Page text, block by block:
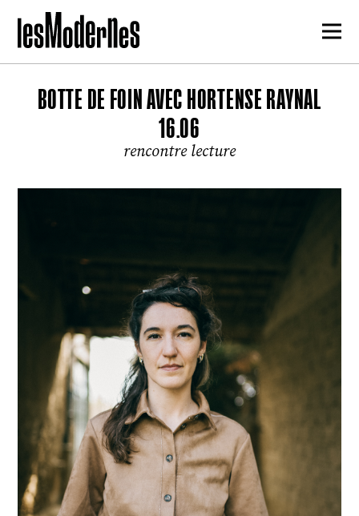
BOTTE DE FOIN AVEC HORTENSE RAYNAL
16.06
rencontre lecture